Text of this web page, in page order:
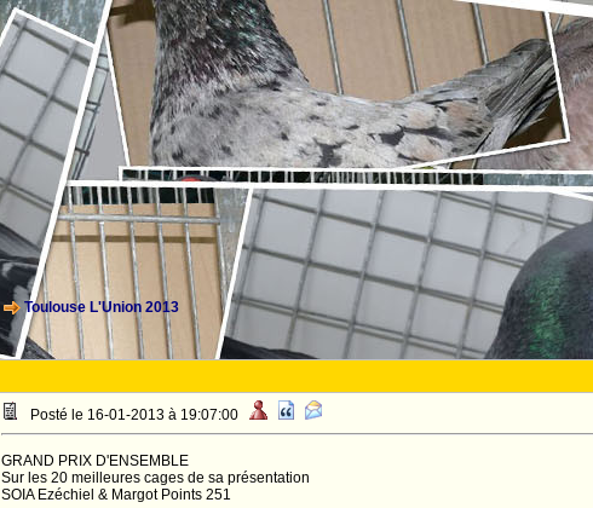
Toulouse L'Union 2013
Posté le 16-01-2013 à 19:07:00
GRAND PRIX D'ENSEMBLE
Sur les 20 meilleures cages de sa présentation
SOIA Ezéchiel & Margot Points 251